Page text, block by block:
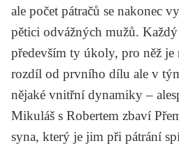
ale počet pátračů se nakonec
pětici odvážných mužů.
především ty úkoly, pro něž je
rozdíl od prvního dílu ale v
nějaké vnitřní dynamiky –
Mikuláš s Robertem zbaví
syna, který je jim při pátrání